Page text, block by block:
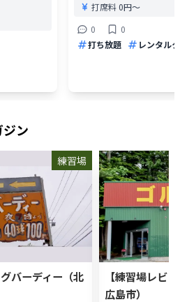
打席料0円〜
0
0
打ち放題
レンタル
ン
練習場
バーディー（北
【練習場レビ
広島市）